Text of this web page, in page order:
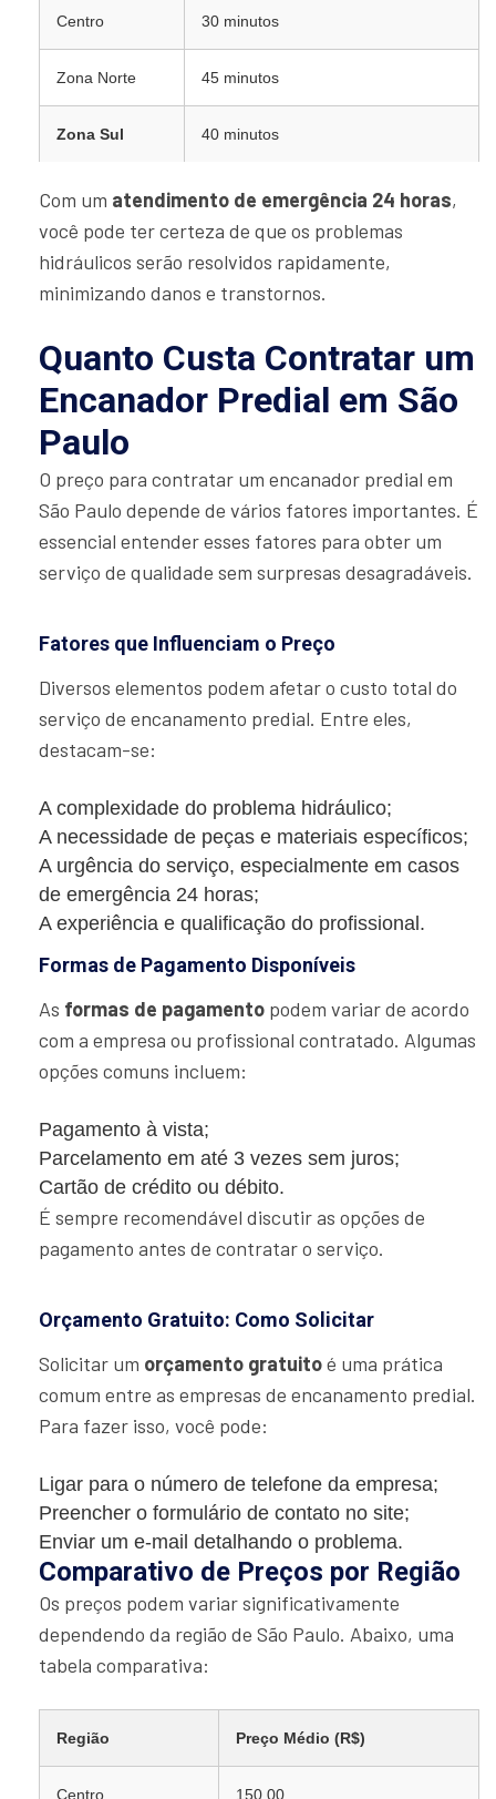
Centro 30 minutos
Zona Norte 45 minutos
Zona Sul 40 minutos
Com um atendimento de emergência 24 horas,
você pode ter certeza de que os problemas
hidráulicos serão resolvidos rapidamente,
minimizando danos e transtornos.
Quanto Custa Contratar um
Encanador Predial em São
Paulo
O preço para contratar um encanador predial em
São Paulo depende de vários fatores importantes. É
essencial entender esses fatores para obter um
serviço de qualidade sem surpresas desagradáveis.
Fatores que Influenciam o Preço
Diversos elementos podem afetar o custo total do
serviço de encanamento predial. Entre eles,
destacam-se:
A complexidade do problema hidráulico;
A necessidade de peças e materiais específicos;
A urgência do serviço, especialmente em casos
de emergência 24 horas;
A experiência e qualificação do profissional.
Formas de Pagamento Disponíveis
As formas de pagamento podem variar de acordo
com a empresa ou profissional contratado. Algumas
opções comuns incluem:
Pagamento à vista;
Parcelamento em até 3 vezes sem juros;
Cartão de crédito ou débito.
É sempre recomendável discutir as opções de
pagamento antes de contratar o serviço.
Orçamento Gratuito: Como Solicitar
Solicitar um orçamento gratuitoé uma prática
comum entre as empresas de encanamento predial.
Para fazer isso, você pode:
Ligar para o número de telefone da empresa;
Preencher o formulário de contato no site;
Enviar um e-mail detalhando o problema.
Comparativo de Preços por Região
Os preços podem variar significativamente
dependendo da região de São Paulo. Abaixo, uma
tabela comparativa:
Região Preço Médio (R$)
Centro 150,00